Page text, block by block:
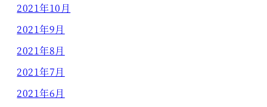
2021年10月
2021年9月
2021年8月
2021年7月
2021年6月